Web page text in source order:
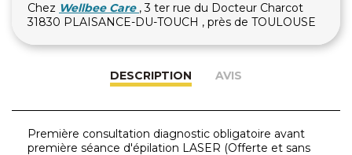
Chez Wellbee Care , 3 ter rue du Docteur Charcot
31830 PLAISANCE-DU-TOUCH , près de TOULOUSE
DESCRIPTION AVIS
Première consultation diagnostic obligatoire avant
première séance d'épilation LASER (Offerte et sans